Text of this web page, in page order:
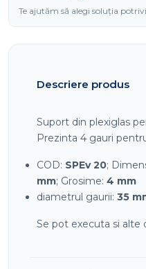
Te ajutăm să alegi soluția
Descriere produs
Suport din plexiglas
Prezinta 4 gauri
COD: SPEv 20;
mm; Grosime: 4 mm
diametrul gaurii: 35
Se pot executa si alte